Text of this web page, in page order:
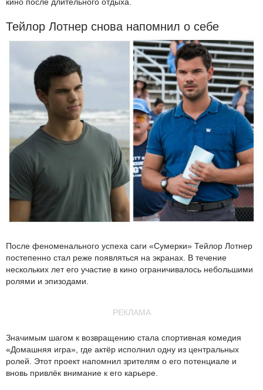
Тейлор Лотнер снова напомнил о себе
После феноменального успеха саги «Сумерки» Тейлор Лотнер
постепенно стал реже появляться на экранах. В течение
нескольких лет его участие в кино ограничивалось небольшими
ролями и эпизодами.
РЕКЛАМА
Значимым шагом к возвращению стала спортивная комедия
«Домашняя игра», где актёр исполнил одну из центральных
ролей. Этот проект напомнил зрителям о его потенциале и
вновь привлёк внимание к его карьере.